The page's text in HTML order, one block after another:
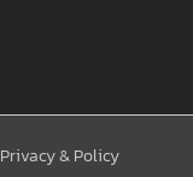
Privacy & Policy